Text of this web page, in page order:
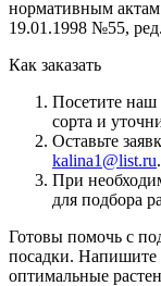
нормативным
19.01.1998 №55,
Как заказать
Посетите
сорта и
Оставьте
kalina1@list.ru.
При
для подбора
Готовы помочь с
посадки.
оптимальные